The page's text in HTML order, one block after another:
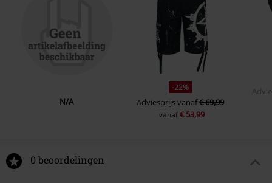
N/A
-22%
Adviesprijsvanaf€ 69,99
vanaf€ 53,99
0 beoordelingen